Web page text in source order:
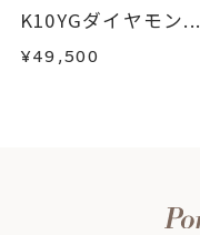
K10YGダイヤモン...
¥49,500